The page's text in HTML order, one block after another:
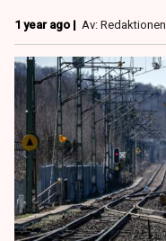
1 year ago | Av: Redaktionen